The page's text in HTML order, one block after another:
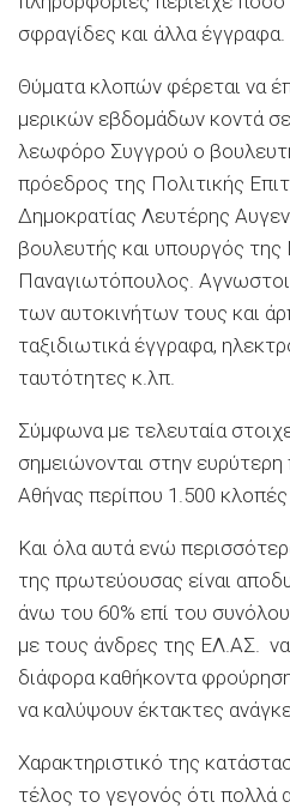
σφραγίδες και άλλα έγγραφα.
Θύματα κλοπών φέρεται να
μερικών εβδομάδων κοντά
λεωφόρο Συγγρού ο
πρόεδρος της Πολιτικής
Δημοκρατίας Λευτέρης
βουλευτής και υπουργός
Παναγιωτόπουλος.
των αυτοκινήτων τους και
ταξιδιωτικά έγγραφα,
ταυτότητες κ.λπ.
Σύμφωνα με τελευταία
σημειώνονται στην
Αθήνας περίπου 1.500 κλοπές
Και όλα αυτά ενώ
της πρωτεύουσας είναι
άνω του 60% επί του
με τους άνδρες της ΕΛ.ΑΣ. να
διάφορα καθήκοντα
να καλύψουν έκτακτες
Χαρακτηριστικό της
τέλος το γεγονός ότι πολλά